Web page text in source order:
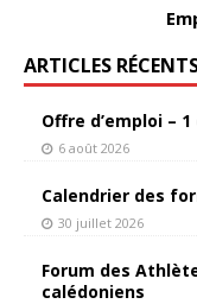
ARTICLES
Offre d’emploi –
6 août 2026
Calendrier des
30 juillet 2026
Forum des
calédoniens